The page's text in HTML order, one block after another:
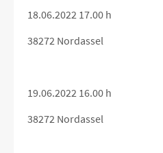
18.06.2022 17.00 h
38272 Nordassel
19.06.2022 16.00 h
38272 Nordassel